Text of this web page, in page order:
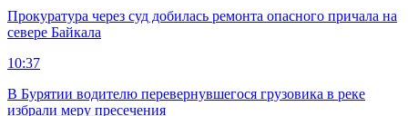
Прокуратура через суд добилась ремонта опасного причала на
севере Байкала
10:37
В Бурятии водителю перевернувшегося грузовика в реке
избрали меру пресечения